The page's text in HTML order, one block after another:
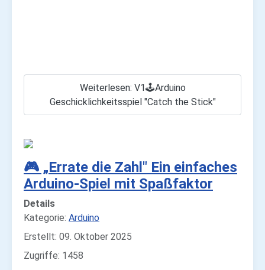
Weiterlesen: V1🕹️Arduino
Geschicklichkeitsspiel "Catch the Stick"
🎮 „Errate die Zahl" Ein einfaches
Arduino-Spiel mit Spaßfaktor
Details
Kategorie: Arduino
Erstellt: 09. Oktober 2025
Zugriffe: 1458